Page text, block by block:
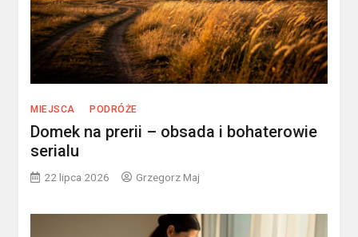
MIEJSCA PODRÓŻE
Domek na prerii – obsada i bohaterowie
serialu
22 lipca 2026 Grzegorz Maj